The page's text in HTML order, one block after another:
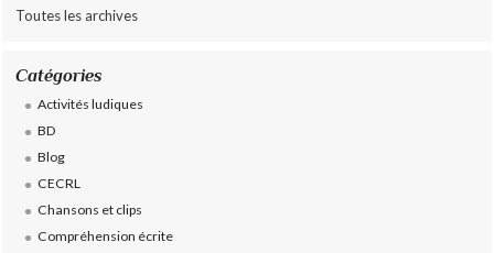
Toutes les archives
Catégories
Activités ludiques
BD
Blog
CECRL
Chansons et clips
Compréhension écrite